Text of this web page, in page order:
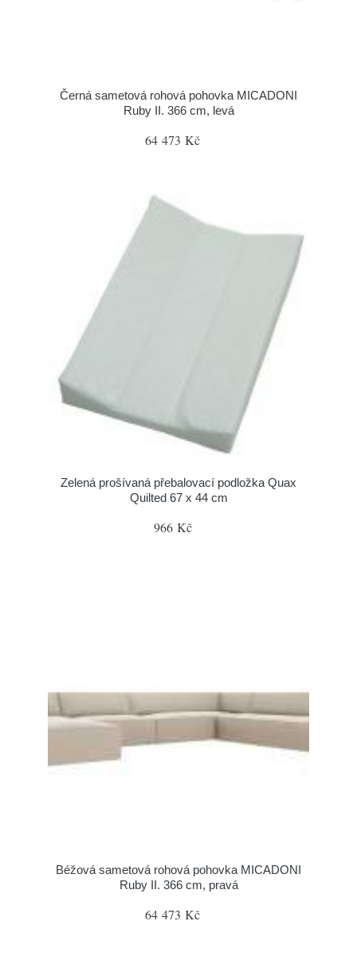
Černá sametová rohová pohovka MICADONI
Ruby II. 366 cm, levá
64 473 Kč
Zelená prošívaná přebalovací podložka Quax
Quilted 67 x 44 cm
966 Kč
Béžová sametová rohová pohovka MICADONI
Ruby II. 366 cm, pravá
64 473 Kč